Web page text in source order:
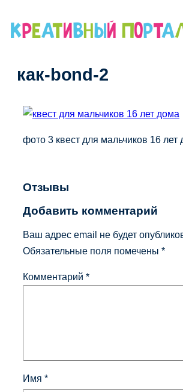
как-bond-2
фото 3 квест для мальчиков 16 лет
Отзывы
Добавить комментарий
Ваш адрес email не будет
Обязательные поля помечены *
Комментарий *
Имя *